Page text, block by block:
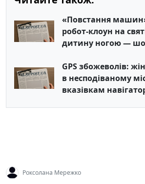
«Повстання
робот-клоун на
дитину ногою —
GPS збожеволів:
в несподіваному
вказівкам
Роксолана Мережко